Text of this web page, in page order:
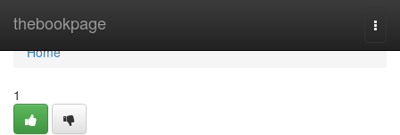
thebookpage
Home
Home
1